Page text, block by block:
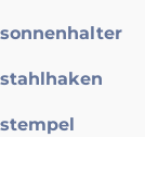
sonnenhalter
stahlhaken
stempel